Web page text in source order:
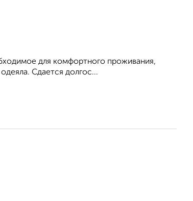
для комфортного проживания,
Сдается долгос...